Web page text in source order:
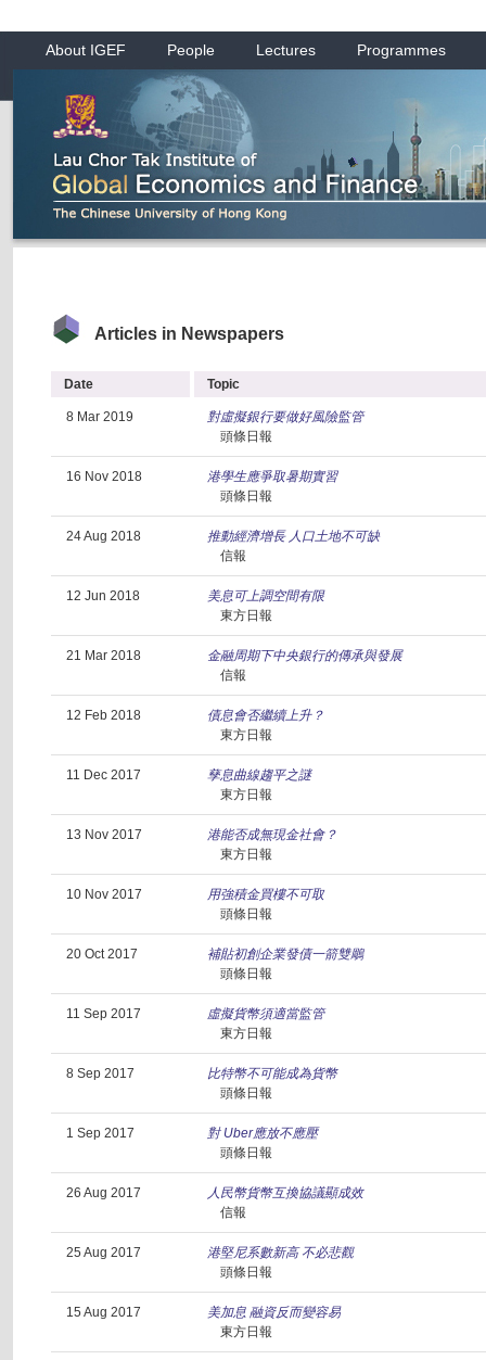
About IGEF People Lectures Programmes
Articles in Newspapers
Date Topic
8 Mar 2019
對虛擬銀行要做好風險監管
頭條日報
16 Nov 2018
港學生應爭取暑期實習
頭條日報
24 Aug 2018
推動經濟增長 人口土地不可缺
信報
12 Jun 2018
美息可上調空間有限
東方日報
21 Mar 2018
金融周期下中央銀行的傳承與發展
信報
12 Feb 2018
債息會否繼續上升？
東方日報
11 Dec 2017
孳息曲線趨平之謎
東方日報
13 Nov 2017
港能否成無現金社會？
東方日報
10 Nov 2017
用強積金買樓不可取
頭條日報
20 Oct 2017
補貼初創企業發債一箭雙鵰
頭條日報
11 Sep 2017
虛擬貨幣須適當監管
東方日報
8 Sep 2017
比特幣不可能成為貨幣
頭條日報
1 Sep 2017
對 Uber應放不應壓
頭條日報
26 Aug 2017
人民幣貨幣互換協議顯成效
信報
25 Aug 2017
港堅尼系數新高 不必悲觀
頭條日報
15 Aug 2017
美加息 融資反而變容易
東方日報